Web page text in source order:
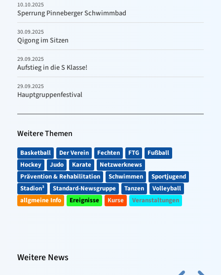
10.10.2025
Sperrung Pinneberger Schwimmbad
30.09.2025
Qigong im Sitzen
29.09.2025
Aufstieg in die S Klasse!
29.09.2025
Hauptgruppenfestival
Weitere Themen
Basketball Der Verein Fechten FTG
Fußball
Hockey
Judo Karate
Netzwerknews
Prävention & Rehabilitation
Schwimmen
Sportjugend
Stadion³
Standard-Newsgruppe Tanzen
Volleyball
allgmeine Info
Ereignisse Kurse Veranstaltungen
Weitere News